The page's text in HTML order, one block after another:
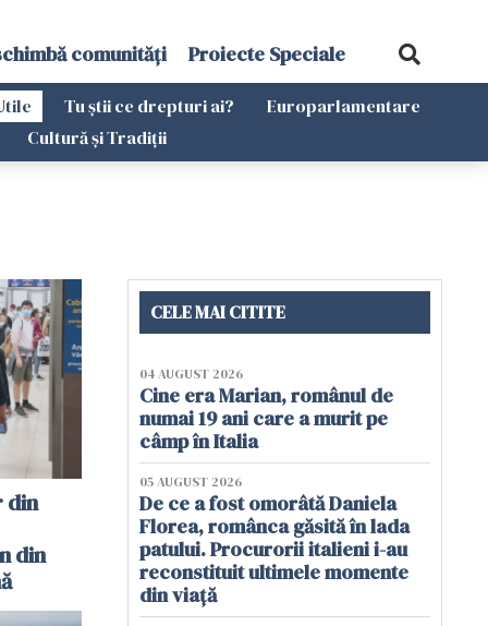
comunități Proiecte Speciale
Tu știi ce drepturi ai?
Europarlamentare
Cultură și Tradiții
din
din
CELE MAI CITITE
04 AUGUST 2026
Cine era Marian, românul de
numai 19 ani care a murit pe
câmp în Italia
05 AUGUST 2026
De ce a fost omorâtă Daniela
Florea, românca găsită în lada
patului. Procurorii italieni i-au
reconstituit ultimele momente
din viață